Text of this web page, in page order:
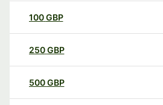
100GBP
250GBP
500GBP